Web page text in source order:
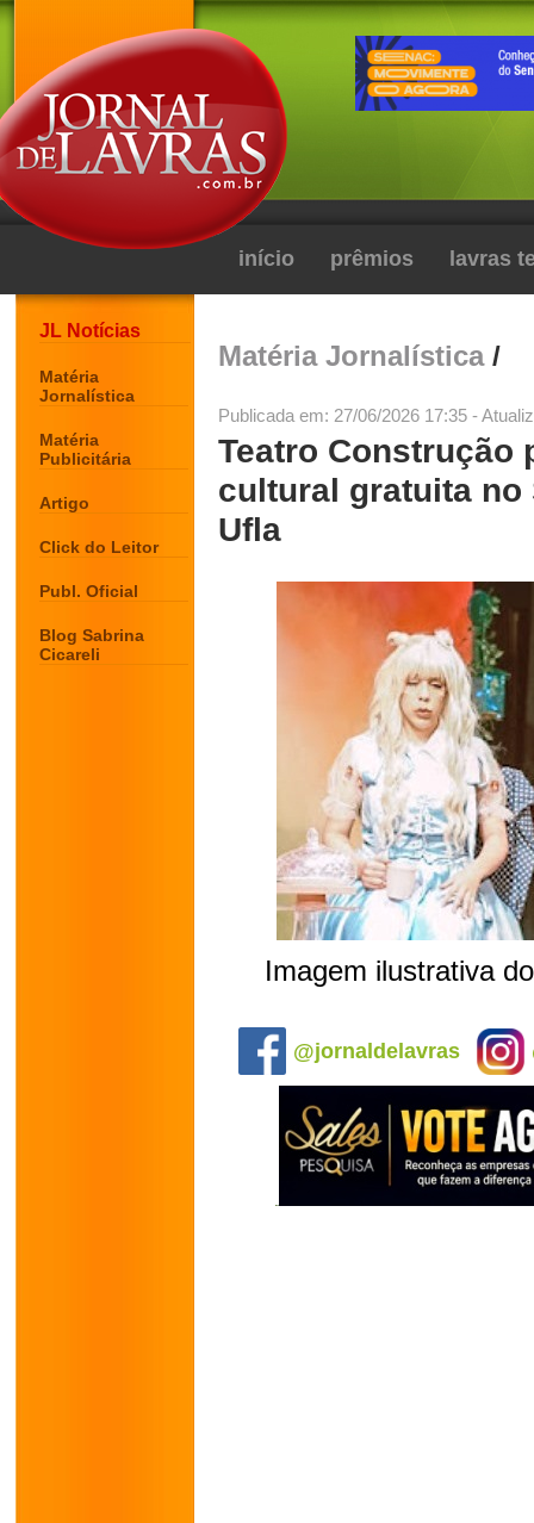
início prêmios lavras
JL Notícias
Matéria
Jornalística
Matéria
Publicitária
Artigo
Click do Leitor
Publ. Oficial
Blog Sabrina
Cicareli
Matéria Jornalística/
Publicada em: 27/06/2026 17:35 -
Teatro Construção
cultural gratuita no
Ufla
Imagem ilustrativa
@jornaldelavras